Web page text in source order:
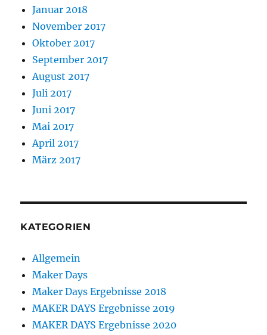
Januar 2018
November 2017
Oktober 2017
September 2017
August 2017
Juli 2017
Juni 2017
Mai 2017
April 2017
März 2017
KATEGORIEN
Allgemein
Maker Days
Maker Days Ergebnisse 2018
MAKER DAYS Ergebnisse 2019
MAKER DAYS Ergebnisse 2020